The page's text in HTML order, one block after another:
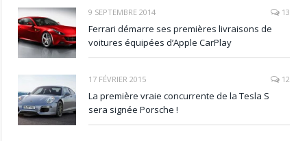
9 SEPTEMBRE 2014 13
Ferrari démarre ses premières livraisons de
voitures équipées d’Apple CarPlay
17 FÉVRIER 2015 12
La première vraie concurrente de la Tesla S
sera signée Porsche !